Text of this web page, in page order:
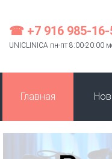
☎ +7 916 985-16-
UNICLINICA пн-пт 8:00-20:00
Главная